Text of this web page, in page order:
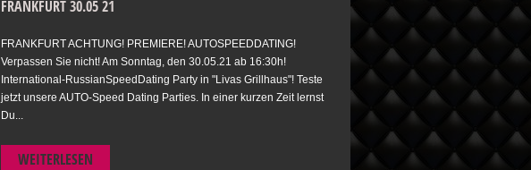
FRANKFURT 30.05 21
FRANKFURT ACHTUNG! PREMIERE! AUTOSPEEDDATING!
Verpassen Sie nicht! Am Sonntag, den 30.05.21 ab 16:30h!
International-RussianSpeedDating Party in "Livas Grillhaus"! Teste
jetzt unsere AUTO-Speed Dating Parties. In einer kurzen Zeit lernst
Du...
WEITERLESEN